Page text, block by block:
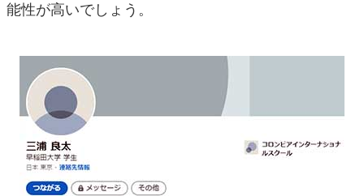
能性が高いでしょう。